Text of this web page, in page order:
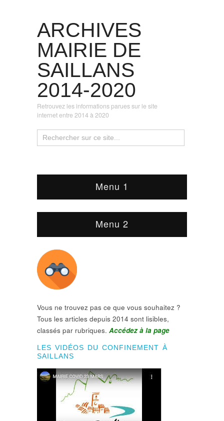
ARCHIVES
MAIRIE DE
SAILLANS
2014-2020
Retrouvez les informations parues sur le site
internet entre 2014 à 2020
Menu 1
Menu 2
Vous ne trouvez pas ce que vous souhaitez ?
Tous les articles depuis 2014 sont lisibles,
classés par rubriques. Accédez à la page
LES VIDÉOS DU CONFINEMENT À
SAILLANS